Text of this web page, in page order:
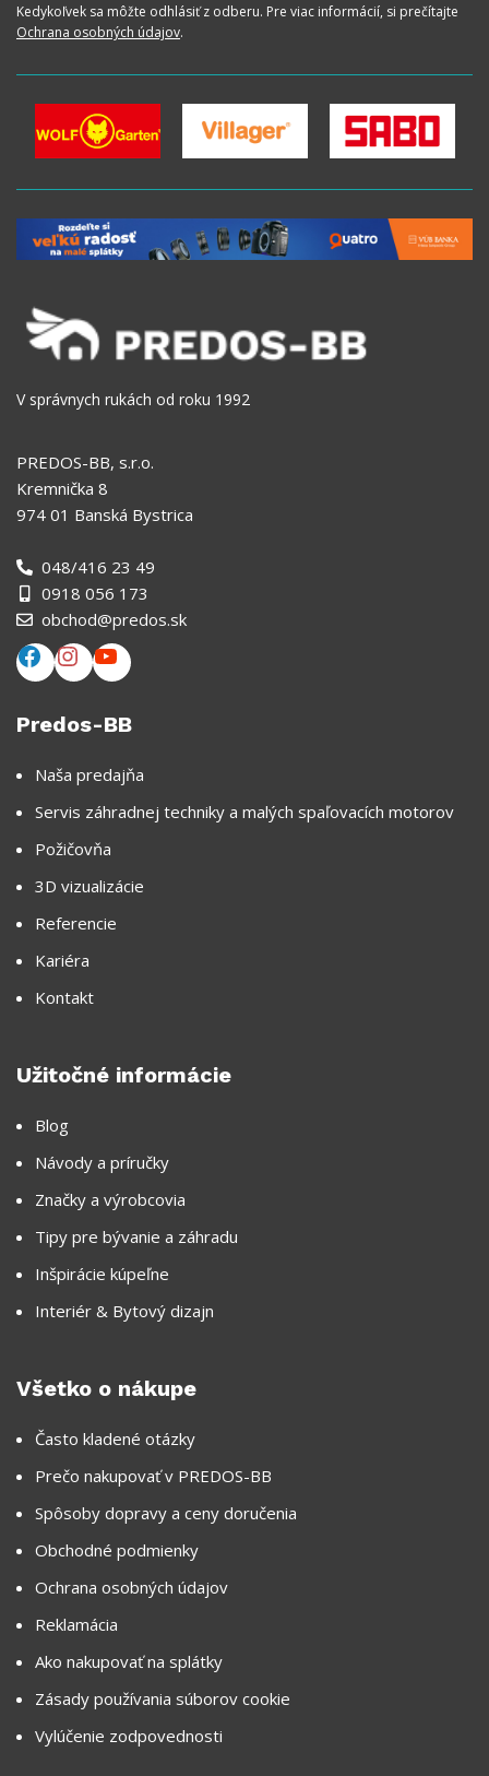
Kedykoľvek sa môžte odhlásiť z odberu. Pre viac informácií, si prečítajte
Ochrana osobných údajov.
V správnych rukách od roku 1992
PREDOS-BB, s.r.o.
Kremnička 8
974 01 Banská Bystrica
048/416 23 49
0918 056 173
obchod@predos.sk
Predos-BB
Naša predajňa
Servis záhradnej techniky a malých spaľovacích motorov
Požičovňa
3D vizualizácie
Referencie
Kariéra
Kontakt
Užitočné informácie
Blog
Návody a príručky
Značky a výrobcovia
Tipy pre bývanie a záhradu
Inšpirácie kúpeľne
Interiér & Bytový dizajn
Všetko o nákupe
Často kladené otázky
Prečo nakupovať v PREDOS-BB
Spôsoby dopravy a ceny doručenia
Obchodné podmienky
Ochrana osobných údajov
Reklamácia
Ako nakupovať na splátky
Zásady používania súborov cookie
Vylúčenie zodpovednosti